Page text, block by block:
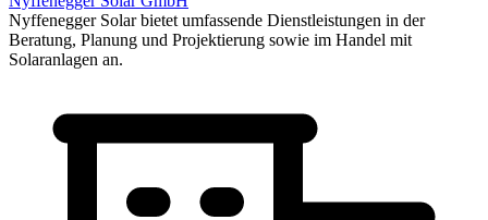
Nyffenegger Solar bietet umfassende Dienstleistungen in der
Beratung, Planung und Projektierung sowie im Handel mit
Solaranlagen an.